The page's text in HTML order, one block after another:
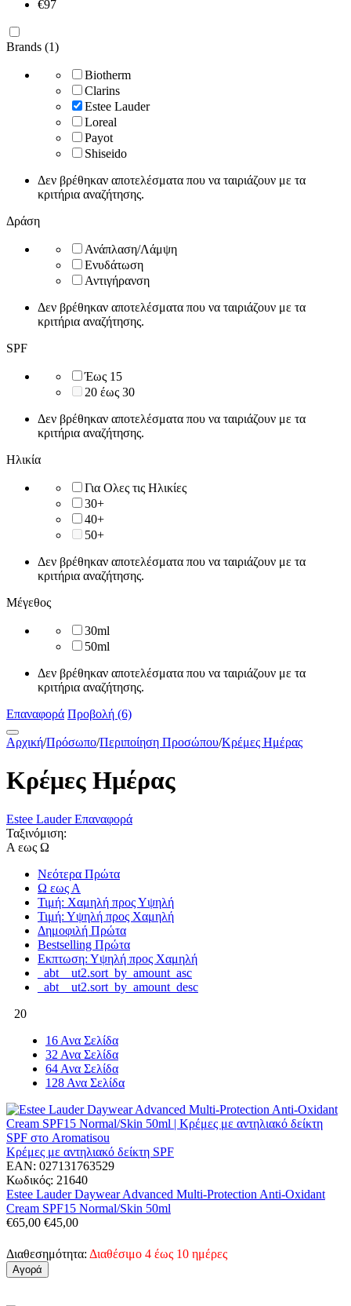
€97
Brands (1)
Biotherm
Clarins
Estee Lauder
Loreal
Payot
Shiseido
Δεν βρέθηκαν αποτελέσματα που να ταιριάζουν με τα
κριτήρια αναζήτησης.
Δράση
Ανάπλαση/Λάμψη
Ενυδάτωση
Αντιγήρανση
Δεν βρέθηκαν αποτελέσματα που να ταιριάζουν με τα
κριτήρια αναζήτησης.
SPF
Έως 15
20 έως 30
Δεν βρέθηκαν αποτελέσματα που να ταιριάζουν με τα
κριτήρια αναζήτησης.
Ηλικία
Για Ολες τις Ηλικίες
30+
40+
50+
Δεν βρέθηκαν αποτελέσματα που να ταιριάζουν με τα
κριτήρια αναζήτησης.
Μέγεθος
30ml
50ml
Δεν βρέθηκαν αποτελέσματα που να ταιριάζουν με τα
κριτήρια αναζήτησης.
Επαναφορά Προβολή (6)
Αρχική/Πρόσωπο/Περιποίηση Προσώπου/Κρέμες Ημέρας
Κρέμες Ημέρας
Estee LauderΕπαναφορά
Ταξινόμιση:
Α εως Ω
Νεότερα Πρώτα
Ω εως Α
Τιμή: Χαμηλή προς Υψηλή
Τιμή: Υψηλή προς Χαμηλή
Δημοφιλή Πρώτα
Bestselling Πρώτα
Εκπτωση: Υψηλή προς Χαμηλή
_abt__ut2.sort_by_amount_asc
_abt__ut2.sort_by_amount_desc
20
16 Ανα Σελίδα
32 Ανα Σελίδα
64 Ανα Σελίδα
128 Ανα Σελίδα
Κρέμες με αντηλιακό δείκτη SPF
EAN: 027131763529
Κωδικός: 21640
Estee Lauder Daywear Advanced Multi-Protection Anti-Oxidant
Cream SPF15 Normal/Skin 50ml
€65,00 €45,00
Διαθεσημότητα: Διαθέσιμο 4 έως 10 ημέρες
Αγορά